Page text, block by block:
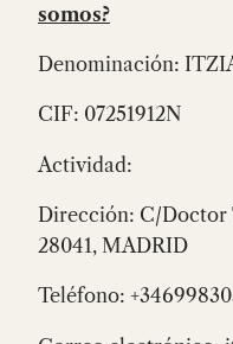
somos?
Denominación:
CIF: 07251912N
Actividad:
Dirección: C/Doctor
28041, MADRID
Teléfono: